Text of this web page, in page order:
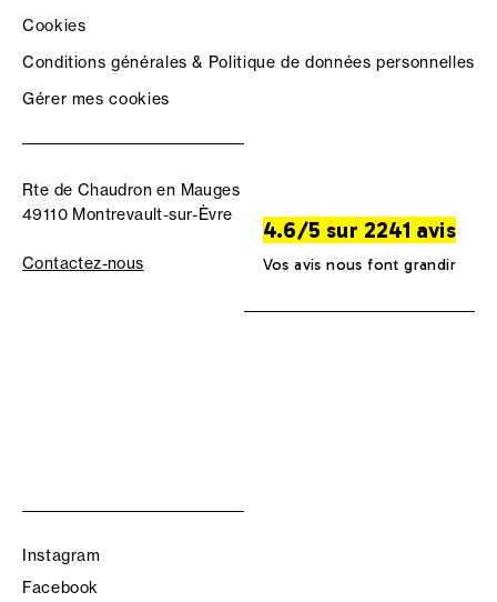
Cookies
Conditions générales & Politique de données personnelles
Gérer mes cookies
Rte de Chaudron en Mauges
49110 Montrevault-sur-Èvre
Contactez-nous
4.6/5 sur 2241 avis
Vos avis nous font grandir
Instagram
Facebook